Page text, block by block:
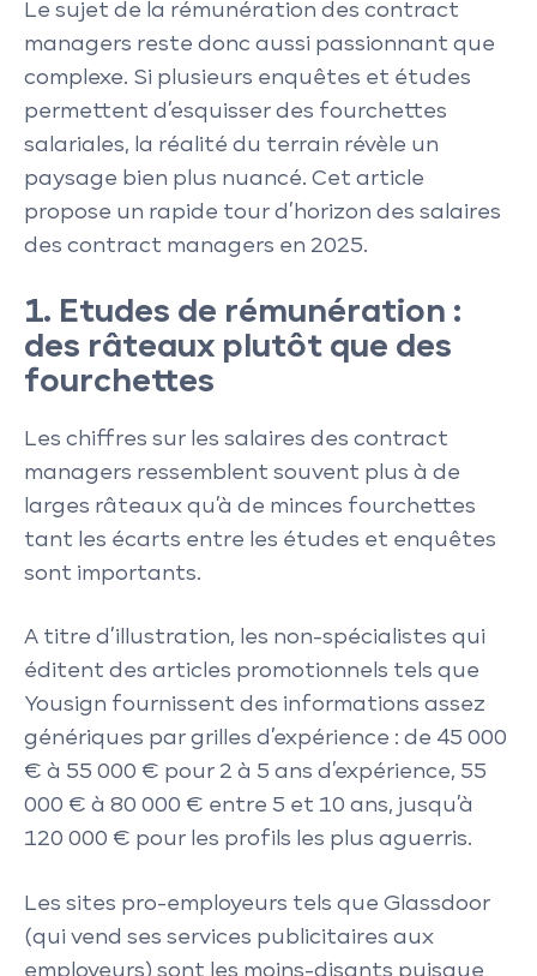
Le sujet de la rémunération des contract
managers reste donc aussi passionnant que
complexe. Si plusieurs enquêtes et études
permettent d’esquisser des fourchettes
salariales, la réalité du terrain révèle un
paysage bien plus nuancé. Cet article
propose un rapide tour d’horizon des salaires
des contract managers en 2025.
1. Etudes de rémunération :
des râteaux plutôt que des
fourchettes
Les chiffres sur les salaires des contract
managers ressemblent souvent plus à de
larges râteaux qu’à de minces fourchettes
tant les écarts entre les études et enquêtes
sont importants.
A titre d’illustration, les non-spécialistes qui
éditent des articles promotionnels tels que
Yousign fournissent des informations assez
génériques par grilles d’expérience : de 45 000
€ à 55 000 € pour 2 à 5 ans d’expérience, 55
000 € à 80 000 € entre 5 et 10 ans, jusqu’à
120 000 € pour les profils les plus aguerris.
Les sites pro-employeurs tels que Glassdoor
(qui vend ses services publicitaires aux
employeurs) sont les moins-disants puisque